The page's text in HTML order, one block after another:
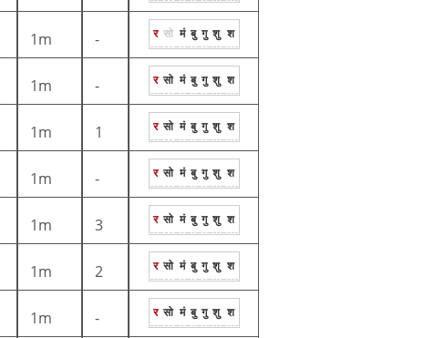
1m - र सो मं बु गु शु श
1m - र सो मं बु गु शु श
1m 1 र सो मं बु गु शु श
1m - र सो मं बु गु शु श
1m 3 र सो मं बु गु शु श
1m 2 र सो मं बु गु शु श
1m - र सो मं बु गु शु श